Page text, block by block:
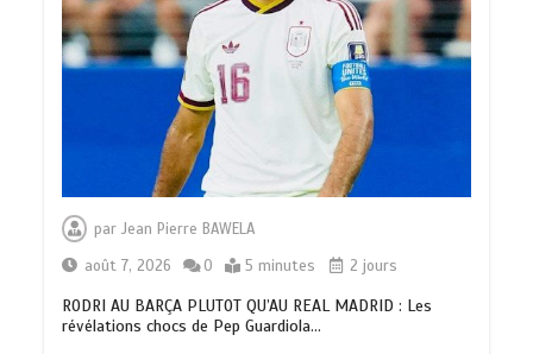
parJean Pierre BAWELA
août 7, 2026
0 5 minutes 2 jours
RODRI AU BARÇA PLUTOT QU’AU REAL MADRID : Les
révélations chocs de Pep Guardiola…